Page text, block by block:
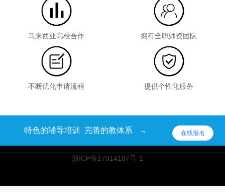
马来西亚高校合作 拥有全职师资团队
不断优化申请流程 提供个性化服务
特色的辅导培训 完善的教体系 → 在线报名
浙ICP备17014187号-1